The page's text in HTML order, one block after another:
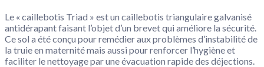
Le « caillebotis Triad » est un caillebotis triangulaire galvanisé
antidérapant faisant l’objet d’un brevet qui améliore la sécurité.
Ce sol a été conçu pour remédier aux problèmes d’instabilité de
la truie en maternité mais aussi pour renforcer l’hygiène et
faciliter le nettoyage par une évacuation rapide des déjections.